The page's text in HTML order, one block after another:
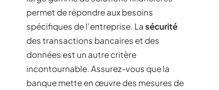
permet de répondre aux besoins
spécifiques de l’entreprise. Lasécurité
des transactions bancaires et des
données est un autre critère
incontournable. Assurez-vous que la
banque mette en œuvre des mesures de